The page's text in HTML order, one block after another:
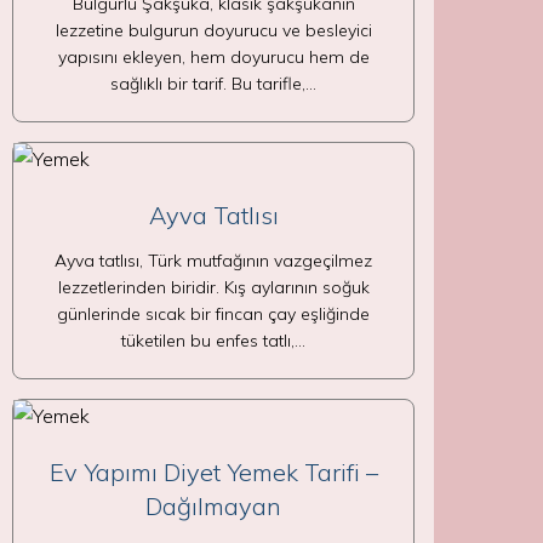
lezzetine bulgurun doyurucu ve besleyici
yapısını ekleyen, hem doyurucu hem de
sağlıklı bir tarif. Bu tarifle,…
Ayva Tatlısı
Ayva tatlısı, Türk mutfağının vazgeçilmez
lezzetlerinden biridir. Kış aylarının soğuk
günlerinde sıcak bir fincan çay eşliğinde
tüketilen bu enfes tatlı,…
Ev Yapımı Diyet Yemek Tarifi –
Dağılmayan